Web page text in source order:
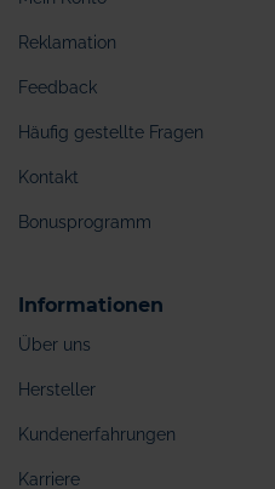
Reklamation
Feedback
Häufig gestellte Fragen
Kontakt
Bonusprogramm
Informationen
Über uns
Hersteller
Kundenerfahrungen
Karriere